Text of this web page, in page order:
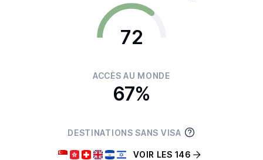
72
ACCÈS AU MONDE
67%
DESTINATIONS SANS VISA
VOIR LES 146